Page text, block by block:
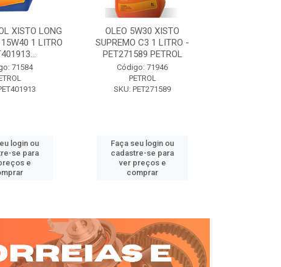
XISTO LONG
1 LITRO
71584
login ou
se para
e
OLEO 5W30 XISTO
SUPREMO C3 1 LITRO -
PET271589 PETROL
Código: 71946
PETROL
SKU: PET271589
Faça seu login ou
cadastre-se para
ver preços e
comprar